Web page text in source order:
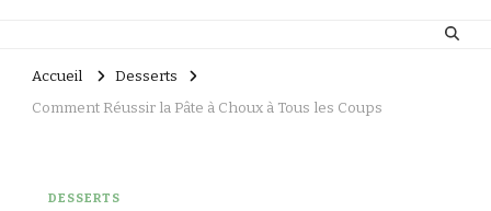
Accueil
Desserts
Comment Réussir la Pâte à Choux à Tous les Coups
DESSERTS